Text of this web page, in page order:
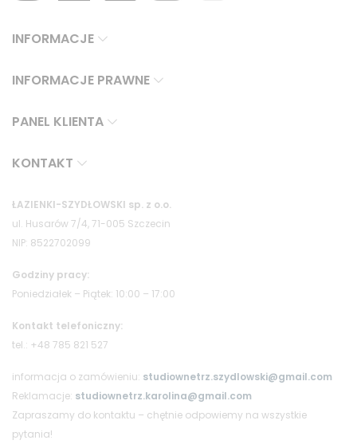
INFORMACJE
INFORMACJE PRAWNE
PANEL KLIENTA
KONTAKT
ŁAZIENKI-SZYDŁOWSKI sp. z o.o.
ul. Husarów 7/4, 71-005 Szczecin
NIP: 8522702099
Godziny pracy:
Poniedziałek – Piątek: 10:00 – 17:00
Kontakt telefoniczny:
tel.: +48 785 821 527
informacja o zamówieniu: studiownetrz.szydlowski@gmail.com
Reklamacje: studiownetrz.karolina@gmail.com
Zapraszamy do kontaktu – chętnie odpowiemy na wszystkie
pytania!